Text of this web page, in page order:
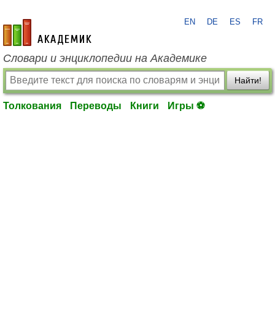
academic.ru
EN DE ES FR
Словари и энциклопедии на Академике
Найти!
Толкования Переводы Книги Игры ⚽